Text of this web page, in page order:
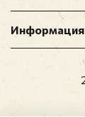
Информация